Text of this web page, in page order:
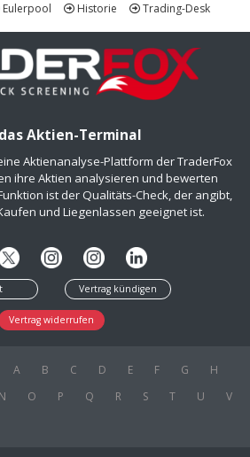
Eulerpool Historie Trading-Desk
Aktien-Terminal
Aktienanalyse-Plattform der TraderFox
ihre Aktien analysieren und bewerten
ist der Qualitäts-Check, der angibt,
und Liegenlassen geeignet ist.
Vertrag kündigen
Vertrag widerrufen
A B C D E F G
H
N O P Q R S T U
V